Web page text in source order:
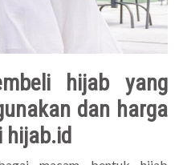
hijab yang
dan harga
hijab.id